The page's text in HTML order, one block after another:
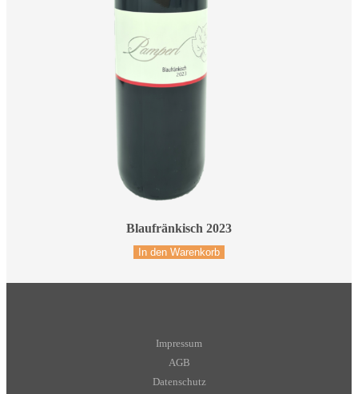
Blaufränkisch 2023
In den Warenkorb
Impressum
AGB
Datenschutz